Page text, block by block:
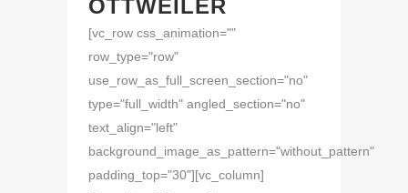
TTWEILER
[vc_row css_animation=""
row_type="row"
use_row_as_full_screen_section="no"
type="full_width" angled_section="no"
text_align="left"
background_image_as_pattern="without_pattern"
padding_top="30"][vc_column]